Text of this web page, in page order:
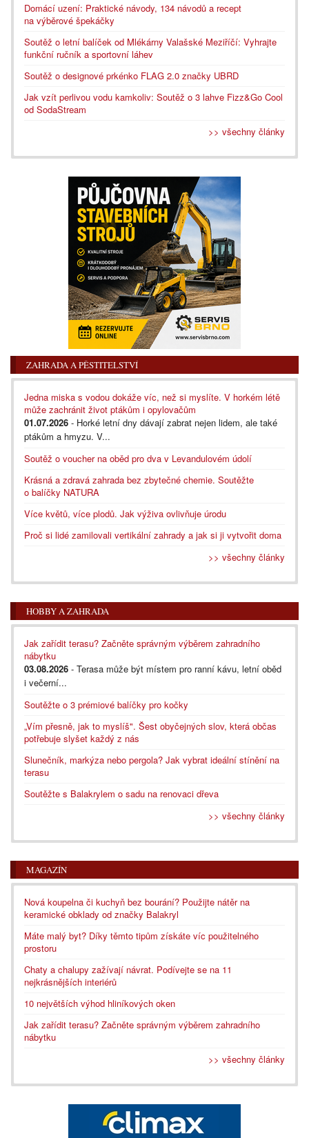
Domácí uzení: Praktické návody, 134 návodů a recept
na výběrové špekáčky
Soutěž o letní balíček od Mlékárny Valašské Meziříčí: Vyhrajte
funkční ručník a sportovní láhev
Soutěž o designové prkénko FLAG 2.0 značky UBRD
Jak vzít perlivou vodu kamkoliv: Soutěž o 3 lahve Fizz&Go Cool
od SodaStream
>> všechny články
ZAHRADA A PĚSTITELSTVÍ
Jedna miska s vodou dokáže víc, než si myslíte. V horkém létě
může zachránit život ptákům i opylovačům
01.07.2026 - Horké letní dny dávají zabrat nejen lidem, ale také
ptákům a hmyzu. V...
Soutěž o voucher na oběd pro dva v Levandulovém údolí
Krásná a zdravá zahrada bez zbytečné chemie. Soutěžte
o balíčky NATURA
Více květů, více plodů. Jak výživa ovlivňuje úrodu
Proč si lidé zamilovali vertikální zahrady a jak si ji vytvořit doma
>> všechny články
HOBBY A ZAHRADA
Jak zařídit terasu? Začněte správným výběrem zahradního
nábytku
03.08.2026 - Terasa může být místem pro ranní kávu, letní oběd
i večerní...
Soutěžte o 3 prémiové balíčky pro kočky
„Vím přesně, jak to myslíš". Šest obyčejných slov, která občas
potřebuje slyšet každý z nás
Slunečník, markýza nebo pergola? Jak vybrat ideální stínění na
terasu
Soutěžte s Balakrylem o sadu na renovaci dřeva
>> všechny články
MAGAZÍN
Nová koupelna či kuchyň bez bourání? Použijte nátěr na
keramické obklady od značky Balakryl
Máte malý byt? Díky těmto tipům získáte víc použitelného
prostoru
Chaty a chalupy zažívají návrat. Podívejte se na 11
nejkrásnějších interiérů
10 největších výhod hliníkových oken
Jak zařídit terasu? Začněte správným výběrem zahradního
nábytku
>> všechny články